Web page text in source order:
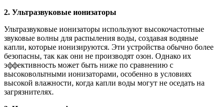
2. Ультразвуковые ионизаторы
Ультразвуковые ионизаторы используют высокочастотные
звуковые волны для распыления воды, создавая водяные
капли, которые ионизируются. Эти устройства обычно более
безопасны, так как они не производят озон. Однако их
эффективность может быть ниже по сравнению с
высоковольтными ионизаторами, особенно в условиях
высокой влажности, когда капли воды могут не оседать на
загрязнителях.